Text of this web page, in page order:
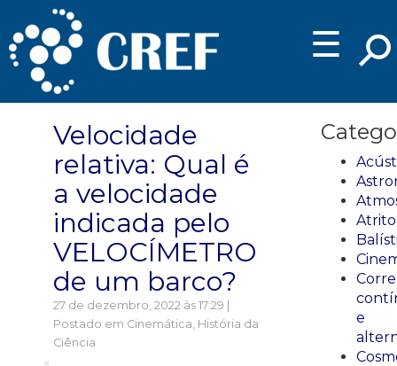
☰
Velocidade
relativa: Qual é
a velocidade
indicada pelo
VELOCÍMETRO
de um barco?
27 de dezembro, 2022 às 17:29 |
Postado em Cinemática, História da
Ciência
Atrito
e